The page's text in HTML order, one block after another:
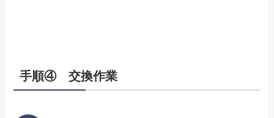
手順④ 交換作業